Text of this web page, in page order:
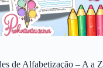
de Alfabetização – A a Z